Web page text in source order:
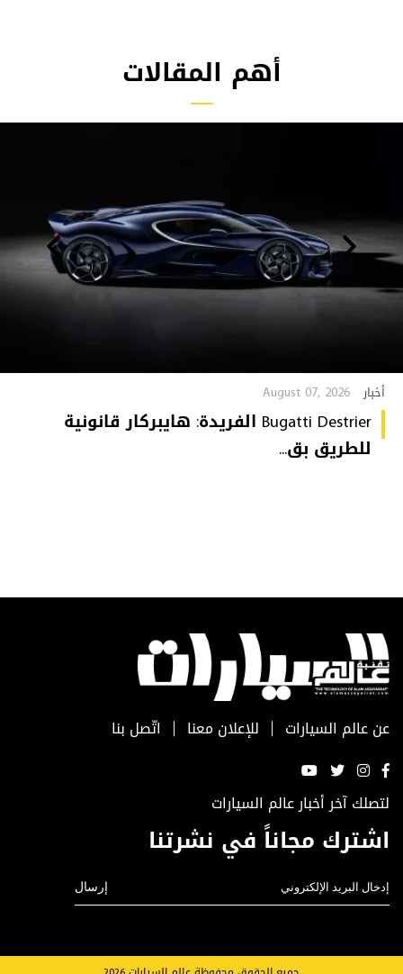
أهم المقالات
أخبار August 07, 2026
Bugatti Destrier الفريدة: هايبركار قانونية
للطريق بق...
عن عالم السيارات للإعلان معنا اتّصل بنا
لتصلك آخر أخبار عالم السيارات
اشترك مجاناً في نشرتنا